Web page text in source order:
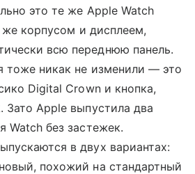
это те же Apple Watch
корпусом и дисплеем,
всю переднюю панель.
тоже никак не изменили — это
Digital Crown и кнопка,
Зато Apple выпустила два
Watch без застежек.
в двух вариантах:
похожий на стандартный